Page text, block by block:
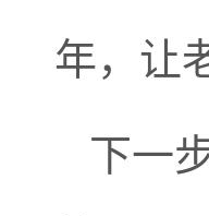
年，让
下一